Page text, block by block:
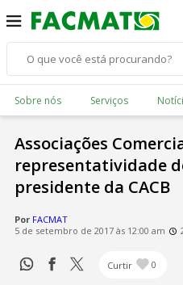
Sobre nós Serviços
Associações
representatividade
presidente da CACB
Por FACMAT
5 de setembro de 2017 às 12:00 am
Curtir 0